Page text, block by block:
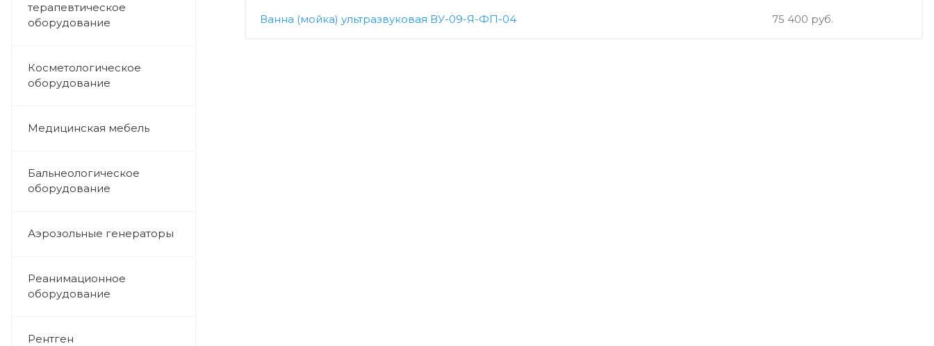
терапевтическое
оборудование
Косметологическое
оборудование
Медицинская мебель
Бальнеологическое
оборудование
Аэрозольные генераторы
Реанимационное
оборудование
Рентген
Ванна (мойка) ультразвуковая ВУ-09-Я-ФП-04 75 400 руб.